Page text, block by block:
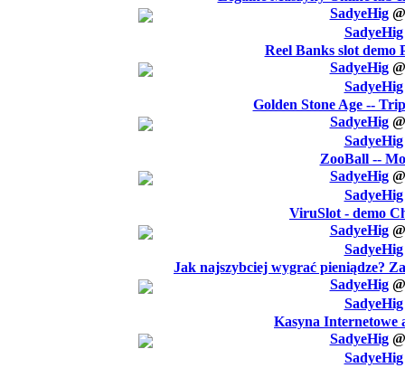
SadyeHig
SadyeHig
Reel Banks slot demo
SadyeHig
SadyeHig
Golden Stone Age --
SadyeHig
SadyeHig
ZooBall --
SadyeHig
SadyeHig
ViruSlot - demo
SadyeHig
SadyeHig
Jak najszybciej wygrać pieniądze?
SadyeHig
SadyeHig
Kasyna Internetowe
SadyeHig
SadyeHig